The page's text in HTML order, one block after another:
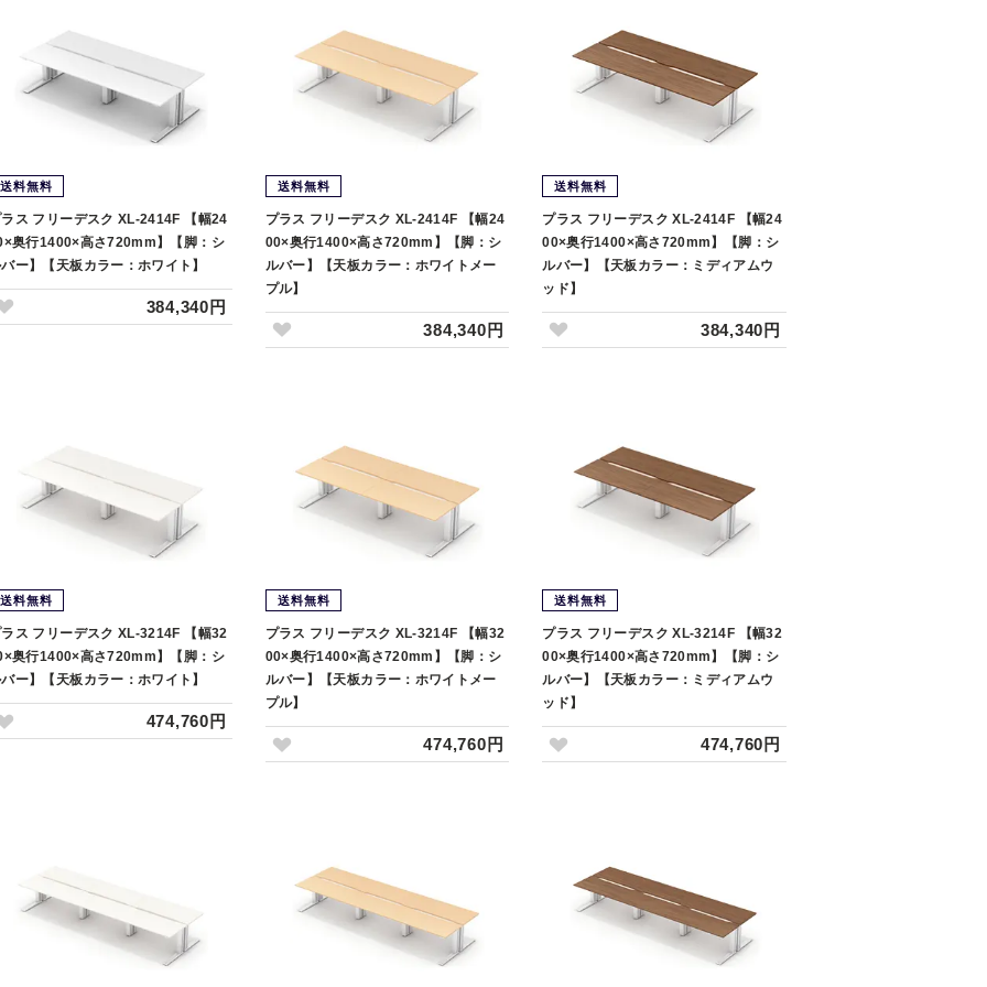
送料無料
ス フリーデスク XL-2414F 【幅24
奥行1400×高さ720mm】【脚：シ
ー】【天板カラー：ホワイト】
384,340円
送料無料
プラス フリーデスク XL-2414F 【幅24
00×奥行1400×高さ720mm】【脚：シ
ルバー】【天板カラー：ホワイトメー
プル】
384,340円
送料無料
プラス フリーデスク XL-2414F 【幅24
00×奥行1400×高さ720mm】【脚：シ
ルバー】【天板カラー：ミディアムウ
ッド】
384,340円
送料無料
ス フリーデスク XL-3214F 【幅32
奥行1400×高さ720mm】【脚：シ
ー】【天板カラー：ホワイト】
474,760円
送料無料
プラス フリーデスク XL-3214F 【幅32
00×奥行1400×高さ720mm】【脚：シ
ルバー】【天板カラー：ホワイトメー
プル】
474,760円
送料無料
プラス フリーデスク XL-3214F 【幅32
00×奥行1400×高さ720mm】【脚：シ
ルバー】【天板カラー：ミディアムウ
ッド】
474,760円